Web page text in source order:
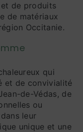
de produits
de matériaux
Occitanie.
qui
et de convivialité
de-Védas, de
ou
leur
unique et une